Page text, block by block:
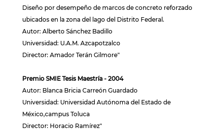
Diseño por desempeño de marcos de concreto reforzado
ubicados en la zona del lago del Distrito Federal.
Autor: Alberto Sánchez Badillo
Universidad: U.A.M. Azcapotzalco
Director: Amador Terán Gilmore"
Premio SMIE Tesis Maestría - 2004
Autor: Blanca Bricia Carreón Guardado
Universidad: Universidad Autónoma del Estado de
México,campus Toluca
Director: Horacio Ramírez"